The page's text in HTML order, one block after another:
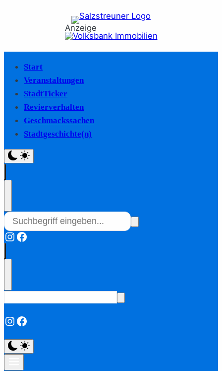
Anzeige
Start
Veranstaltungen
StadtTicker
Revierverhalten
Geschmackssachen
Stadtgeschichte(n)
Instagram
Facebook
Instagram
Facebook